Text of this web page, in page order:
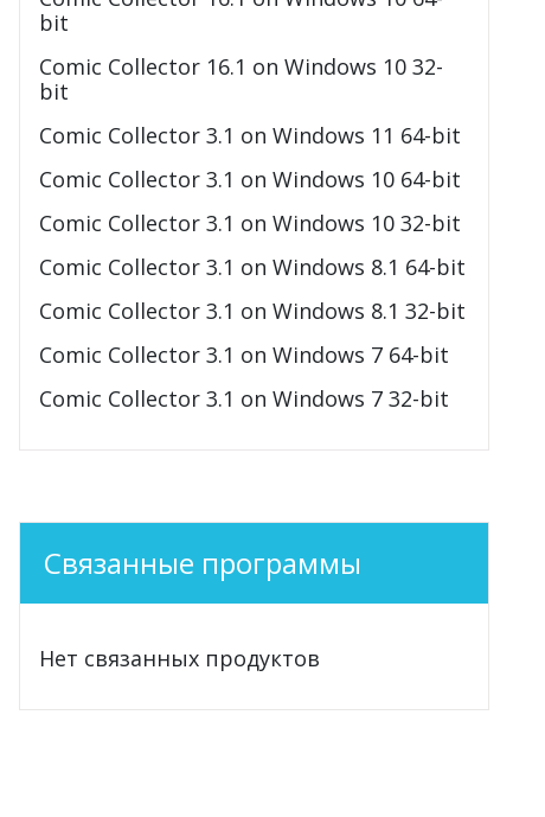
bit
Comic Collector 16.1 on Windows 10 32-
bit
Comic Collector 3.1 on Windows 11 64-bit
Comic Collector 3.1 on Windows 10 64-bit
Comic Collector 3.1 on Windows 10 32-bit
Comic Collector 3.1 on Windows 8.1 64-bit
Comic Collector 3.1 on Windows 8.1 32-bit
Comic Collector 3.1 on Windows 7 64-bit
Comic Collector 3.1 on Windows 7 32-bit
Связанные программы
Нет связанных продуктов